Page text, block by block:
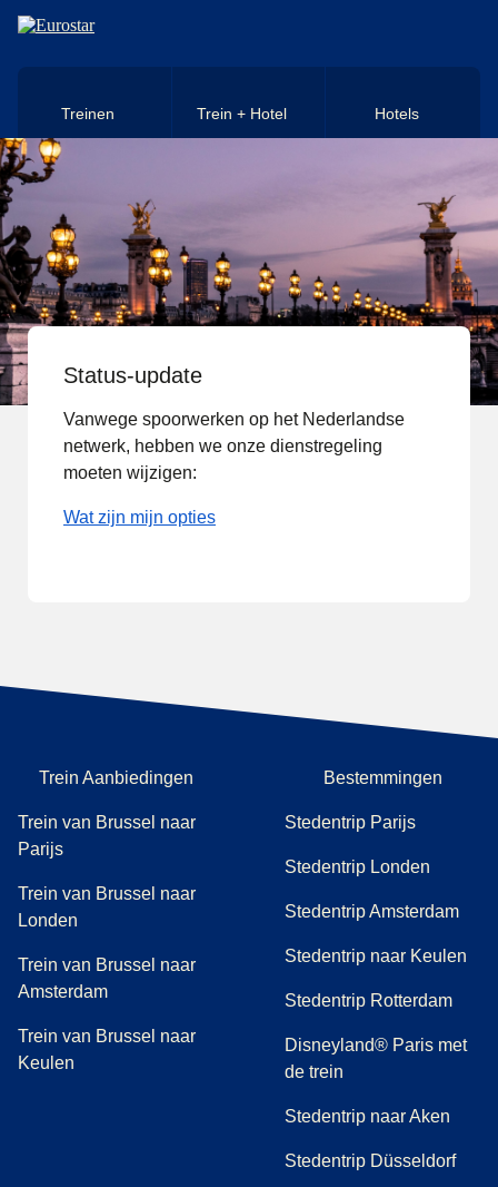
Naar hoofdinhoud
Treinen Trein + Hotel Hotels
Status-update
Vanwege spoorwerken op het Nederlandse
netwerk, hebben we onze dienstregeling
moeten wijzigen:
Wat zijn mijn opties
Trein Aanbiedingen
Trein van Brussel naar
Parijs
Trein van Brussel naar
Londen
Trein van Brussel naar
Amsterdam
Trein van Brussel naar
Keulen
Bestemmingen
Stedentrip Parijs
Stedentrip Londen
Stedentrip Amsterdam
Stedentrip naar Keulen
Stedentrip Rotterdam
Disneyland® Paris met
de trein
Stedentrip naar Aken
Stedentrip Düsseldorf